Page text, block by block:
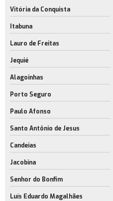
Vitória da Conquista
Itabuna
Lauro de Freitas
Jequié
Alagoinhas
Porto Seguro
Paulo Afonso
Santo Antônio de Jesus
Candeias
Jacobina
Senhor do Bonfim
Luís Eduardo Magalhães